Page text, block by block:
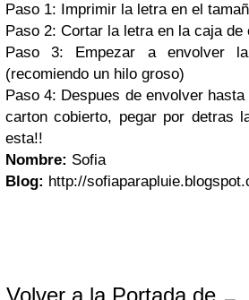
Paso 1: Imprimir la letra en el
Paso 2: Cortar la letra en la caja de
Paso 3: Empezar a envolver
(recomiendo un hilo groso)
Paso 4: Despues de envolver
carton cobierto, pegar por detras
esta!!
Nombre: Sofia
Blog: http://